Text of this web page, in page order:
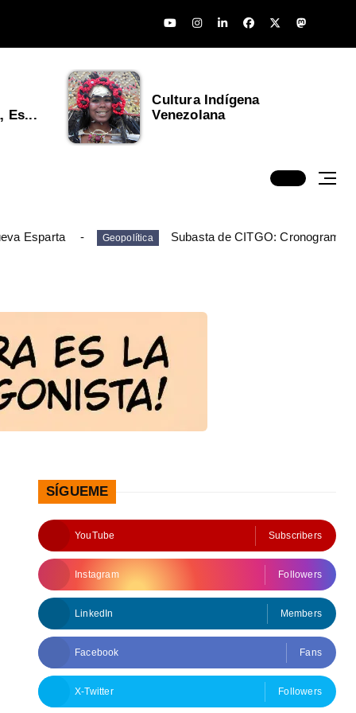
Es...
Cultura Indígena
Venezolana
Esparta Geopolítica Subasta de CITGO: Cronograma
SÍGUEME
YouTube Subscribers
Instagram Followers
LinkedIn Members
Facebook Fans
X-Twitter Followers